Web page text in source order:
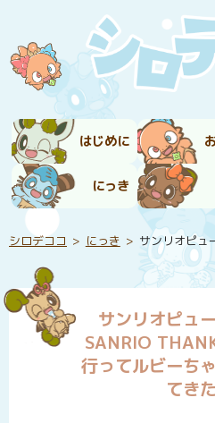
はじめに
にっき
シロデココ にっき サンリオピュ
サンリオピュ
SANRIO
行ってルビーち
てき